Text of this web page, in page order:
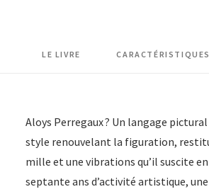
couleur
LE LIVRE CARACTÉRISTIQUES
Aloys Perregaux ? Un langage
style renouvelant la figuration,
mille et une vibrations qu’il suscite en
septante ans d’activité artistique,